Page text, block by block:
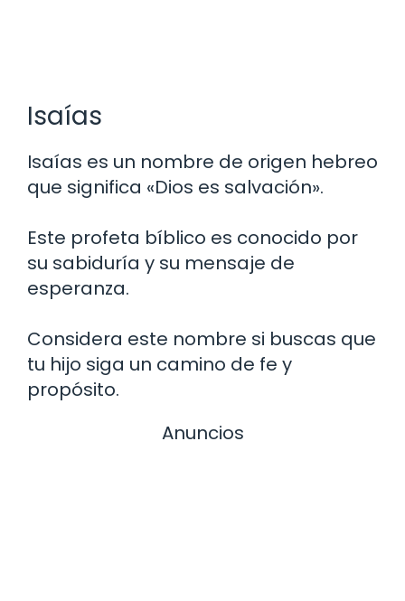
Isaías
Isaías es un nombre de origen hebreo
que significa «Dios es salvación».
Este profeta bíblico es conocido por
su sabiduría y su mensaje de
esperanza.
Considera este nombre si buscas que
tu hijo siga un camino de fe y
propósito.
Anuncios